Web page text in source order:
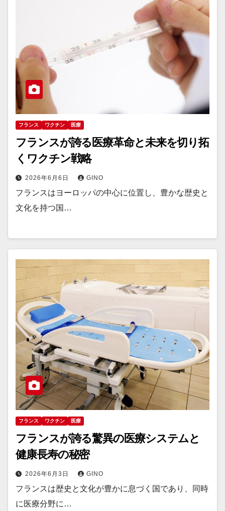
フランス ワクチン 医療
フランスが誇る医療革命と未来を切り拓
くワクチン戦略
2026年6月6日 GINO
フランスはヨーロッパの中心に位置し、豊かな歴史と
文化を持つ国…
フランス ワクチン 医療
フランスが誇る驚異の医療システムと
健康長寿の秘密
2026年6月3日 GINO
フランスは歴史と文化が豊かに息づく国であり、同時
に医療分野に…